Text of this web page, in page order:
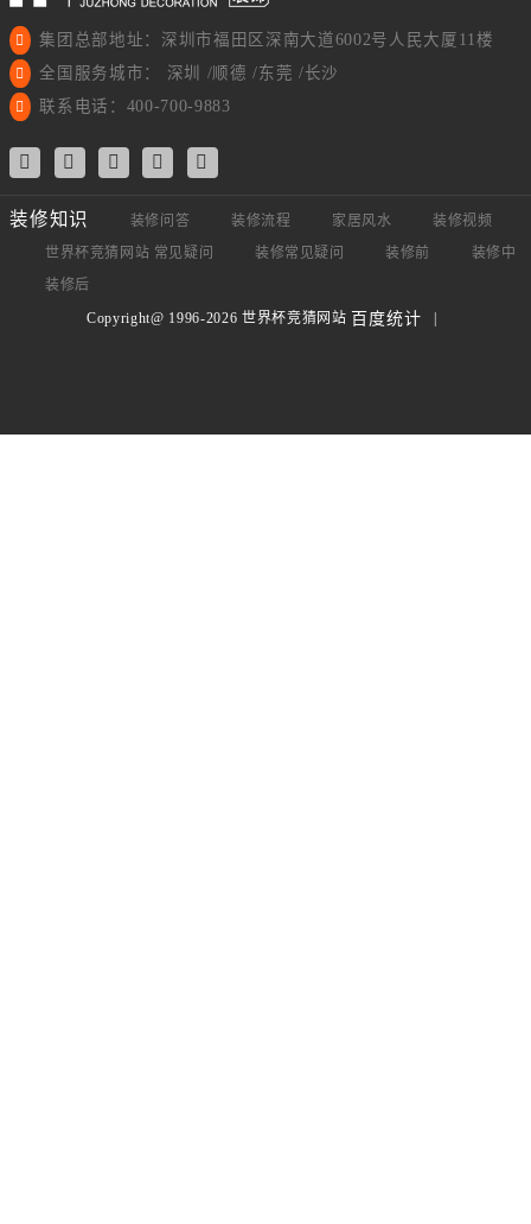
集团总部地址：深圳市福田区深南大道6002号人民大厦11楼
全国服务城市： 深圳 /顺德 /东莞 /长沙
联系电话：400-700-9883
装修知识 装修问答 装修流程 家居风水
装修视频
世界杯竞猜网站 常见疑问
装修常见疑问 装修前
装修中
装修后
Copyright@ 1996-2026 世界杯竞猜网站 百度统计